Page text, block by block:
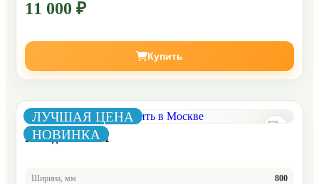
11 000 ₽
Купить
ЛУЧШАЯ ЦЕНА
НОВИНКА
Комод Челси 6-1
Ширина, мм 800